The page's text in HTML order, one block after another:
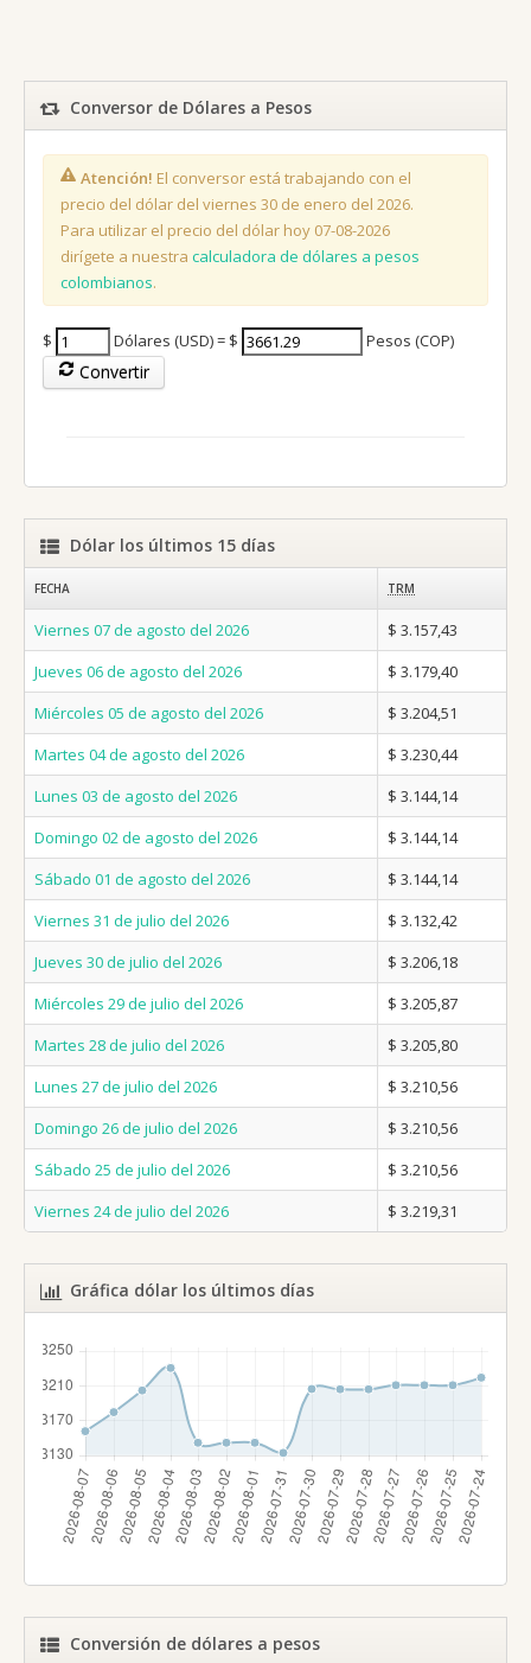
Conversor de Dólares a Pesos
Atención! El conversor está trabajando con el
precio del dólar del viernes 30 de enero del 2026.
Para utilizar el precio del dólar hoy 07-08-2026
dirígete a nuestra calculadora de dólares a pesos
colombianos.
$ Dólares (USD) = $ Pesos (COP)
Convertir
Dólar los últimos 15 días
FECHA TRM
Viernes 07 de agosto del 2026
$ 3.157,43
Jueves 06 de agosto del 2026
$ 3.179,40
Miércoles 05 de agosto del 2026
$ 3.204,51
Martes 04 de agosto del 2026
$ 3.230,44
Lunes 03 de agosto del 2026
$ 3.144,14
Domingo 02 de agosto del 2026
$ 3.144,14
Sábado 01 de agosto del 2026
$ 3.144,14
Viernes 31 de julio del 2026
$ 3.132,42
Jueves 30 de julio del 2026
$ 3.206,18
Miércoles 29 de julio del 2026
$ 3.205,87
Martes 28 de julio del 2026
$ 3.205,80
Lunes 27 de julio del 2026
$ 3.210,56
Domingo 26 de julio del 2026
$ 3.210,56
Sábado 25 de julio del 2026
$ 3.210,56
Viernes 24 de julio del 2026
$ 3.219,31
Gráfica dólar los últimos días
Conversión de dólares a pesos